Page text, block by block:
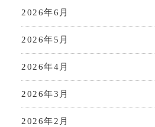
2026年6月
2026年5月
2026年4月
2026年3月
2026年2月